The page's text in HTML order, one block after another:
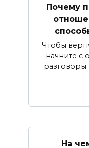
Почему
Чтобы
начните с
разговоры
На